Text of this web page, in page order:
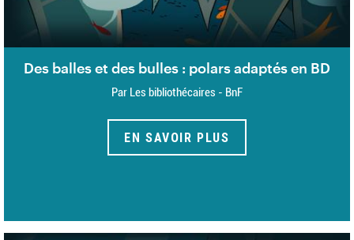
Des balles et des bulles : polars adaptés en BD
Par Les bibliothécaires - BnF
EN SAVOIR PLUS